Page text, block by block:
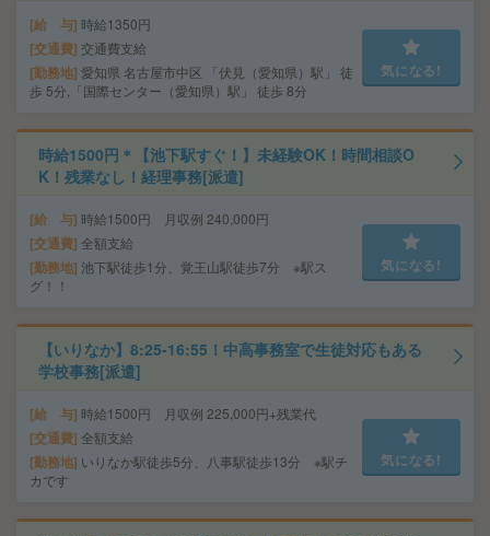
給 与 時給1350円
交通費 交通費支給
勤務地 愛知県 名古屋市中区 「伏見（愛知県）駅」 徒
歩 5分,「国際センター（愛知県）駅」 徒歩 8分
気になる!
時給1500円＊【池下駅すぐ！】未経験OK！時間相談O
K！残業なし！経理事務[派遣]
給 与 時給1500円 月収例 240,000円
交通費 全額支給
勤務地 池下駅徒歩1分、覚王山駅徒歩7分 ※駅ス
グ！！
気になる!
【いりなか】8:25-16:55！中高事務室で生徒対応もある
学校事務[派遣]
給 与 時給1500円 月収例 225,000円+残業代
交通費 全額支給
勤務地 いりなか駅徒歩5分、八事駅徒歩13分 ※駅チ
カです
気になる!